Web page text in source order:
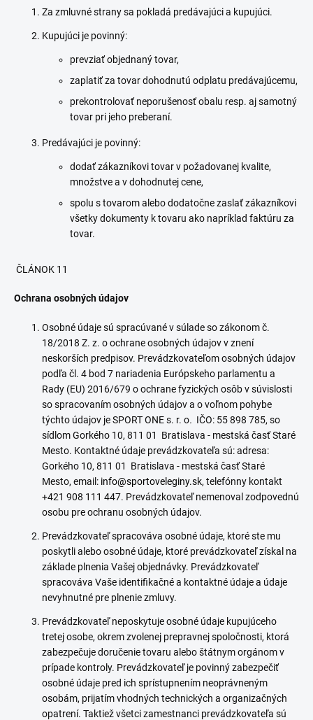
Za zmluvné strany sa pokladá predávajúci a kupujúci.
Kupujúci je povinný:
prevziať objednaný tovar,
zaplatiť za tovar dohodnutú odplatu predávajúcemu,
prekontrolovať neporušenosť obalu resp. aj samotný
tovar pri jeho preberaní.
Predávajúci je povinný:
dodať zákazníkovi tovar v požadovanej kvalite,
množstve a v dohodnutej cene,
spolu s tovarom alebo dodatočne zaslať zákazníkovi
všetky dokumenty k tovaru ako napríklad faktúru za
tovar.
ČLÁNOK 11
Ochrana osobných údajov
Osobné údaje sú spracúvané v súlade so zákonom č.
18/2018 Z. z. o ochrane osobných údajov v znení
neskorších predpisov. Prevádzkovateľom osobných údajov
podľa čl. 4 bod 7 nariadenia Európskeho parlamentu a
Rady (EU) 2016/679 o ochrane fyzických osôb v súvislosti
so spracovaním osobných údajov a o voľnom pohybe
týchto údajov je SPORT ONE s. r. o. IČO: 55 898 785, so
sídlom Gorkého 10, 811 01 Bratislava - mestská časť Staré
Mesto. Kontaktné údaje prevádzkovateľa sú: adresa:
Gorkého 10, 811 01 Bratislava - mestská časť Staré
Mesto, email: info@sportoveleginy.sk, telefónny kontakt
+421 908 111 447. Prevádzkovateľ nemenoval zodpovednú
osobu pre ochranu osobných údajov.
Prevádzkovateľ spracováva osobné údaje, ktoré ste mu
poskytli alebo osobné údaje, ktoré prevádzkovateľ získal na
základe plnenia Vašej objednávky. Prevádzkovateľ
spracováva Vaše identifikačné a kontaktné údaje a údaje
nevyhnutné pre plnenie zmluvy.
Prevádzkovateľ neposkytuje osobné údaje kupujúceho
tretej osobe, okrem zvolenej prepravnej spoločnosti, ktorá
zabezpečuje doručenie tovaru alebo štátnym orgánom v
prípade kontroly. Prevádzkovateľ je povinný zabezpečiť
osobné údaje pred ich sprístupnením neoprávneným
osobám, prijatím vhodných technických a organizačných
opatrení. Taktiež všetci zamestnanci prevádzkovateľa sú